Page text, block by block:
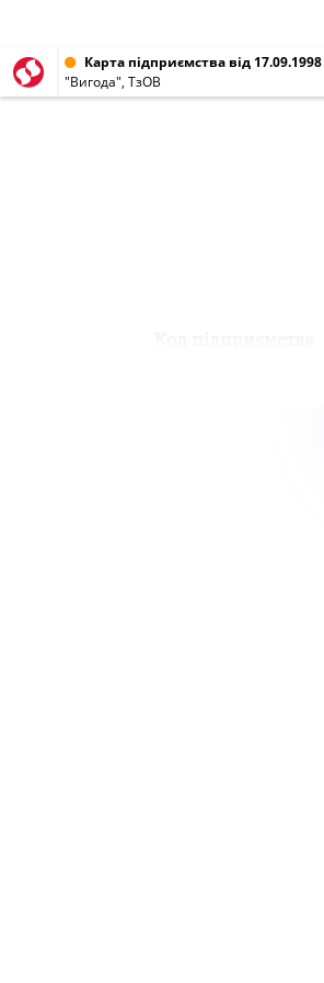
Карта підприємства від 17.09.1998
"Вигода", ТзОВ